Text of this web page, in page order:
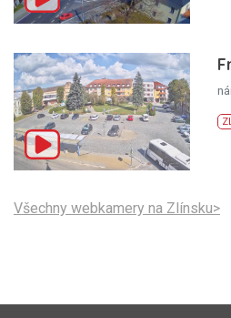
Všechny webkamery na Zlínsku>